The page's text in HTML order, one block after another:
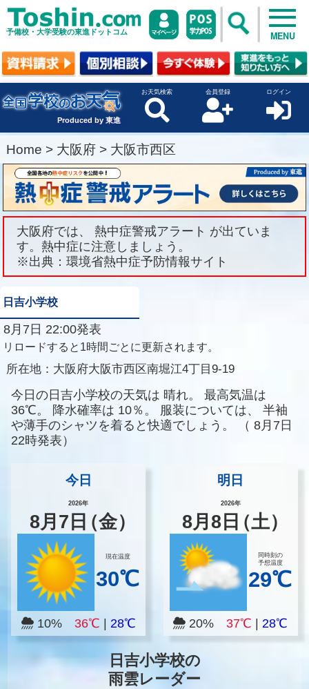
予備校・大学受験の東進ドットコム MENU
Produced by 東進
お天気検索 会員登録 ログイン
Home > 大阪府 > 大阪市西区
大阪府では、 熱中症警戒アラート が出ていま
す。熱中症に注意しましょう。
※出典：環境省熱中症予防情報サイト
日吉小学校
8月7日 22:00発表
リロードすると1時間ごとに更新されます。
所在地： 大阪府大阪市西区南堀江4丁目9-19
今日の日吉小学校の天気は 晴れ。
最高気温は
36℃。
降水確率は 10％。 服装については、
半袖
や薄手のシャツを着ると快適でしょう。
（ 8月7日
22時発表）
今日
2026年
8月 7 日（金）
現在温度
30℃
10% 36℃ 28℃
明日
2026年
8月8 日（土）
同時刻の
予想温度
29℃
20%37℃ |28℃
日吉小学校の
雨雲レーダー